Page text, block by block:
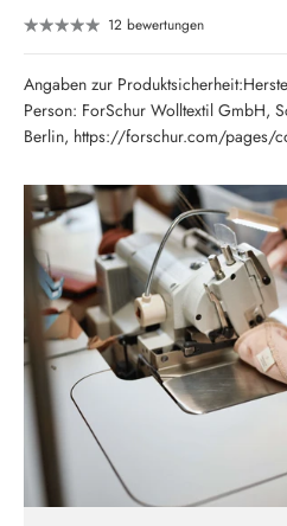
12 bewertungen
Angaben zur
Person: ForSchur Wolltextil GmbH,
Berlin, https://forschur.com/pages/
Neu
Willkommensrabatt auf